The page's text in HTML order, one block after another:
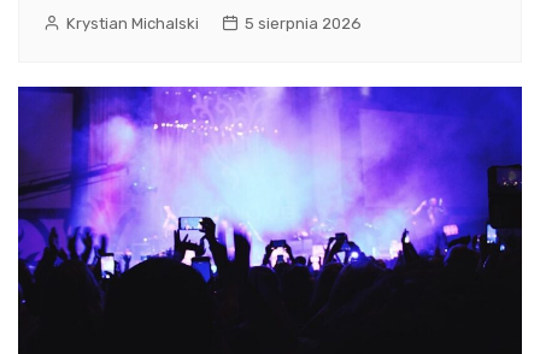
Krystian Michalski 5 sierpnia 2026